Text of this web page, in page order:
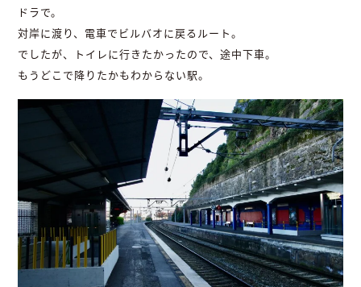
ドラで。
対岸に渡り、電車でビルバオに戻るルート。
でしたが、トイレに行きたかったので、途中下車。
もうどこで降りたかもわからない駅。